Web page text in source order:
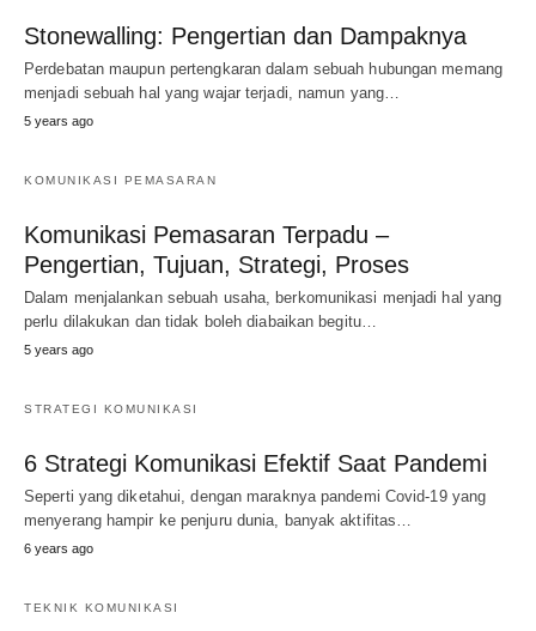
Stonewalling: Pengertian dan Dampaknya
Perdebatan maupun pertengkaran dalam sebuah hubungan memang
menjadi sebuah hal yang wajar terjadi, namun yang…
5 years ago
KOMUNIKASI PEMASARAN
Komunikasi Pemasaran Terpadu –
Pengertian, Tujuan, Strategi, Proses
Dalam menjalankan sebuah usaha, berkomunikasi menjadi hal yang
perlu dilakukan dan tidak boleh diabaikan begitu…
5 years ago
STRATEGI KOMUNIKASI
6 Strategi Komunikasi Efektif Saat Pandemi
Seperti yang diketahui, dengan maraknya pandemi Covid-19 yang
menyerang hampir ke penjuru dunia, banyak aktifitas…
6 years ago
TEKNIK KOMUNIKASI